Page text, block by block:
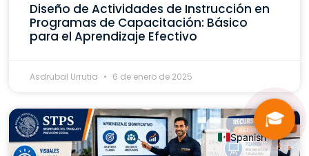
Diseño de Actividades de Instrucción en
Programas de Capacitación: Básico
para el Aprendizaje Efectivo
Asdrubal Urrutia 6 de enero de 2025
🎓
Spanish